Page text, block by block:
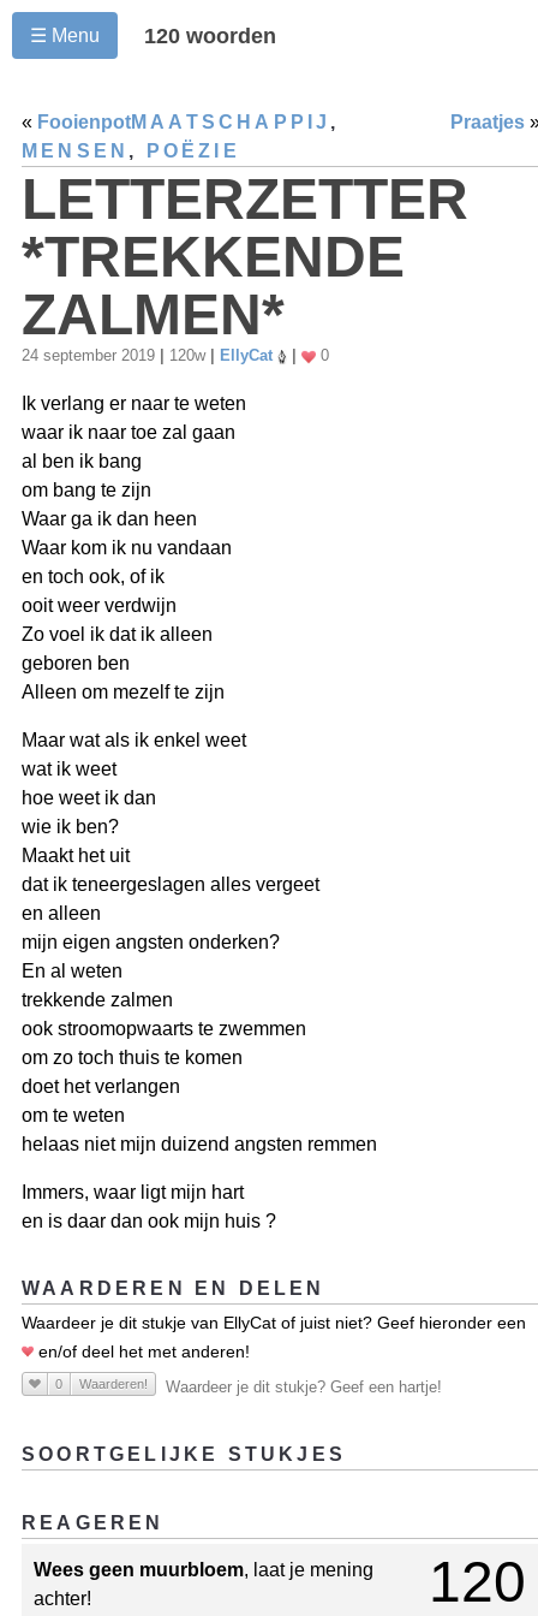
☰ Menu 120 woorden
« Fooienpot Praatjes
MAATSCHAPPIJ ,
MENSEN , POËZIE
LETTERZETTER
*TREKKENDE
ZALMEN*
24 september 2019 120w EllyCat 0
Ik verlang er naar te weten
waar ik naar toe zal gaan
al ben ik bang
om bang te zijn
Waar ga ik dan heen
Waar kom ik nu vandaan
en toch ook, of ik
ooit weer verdwijn
Zo voel ik dat ik alleen
geboren ben
Alleen om mezelf te zijn
Maar wat als ik enkel weet
wat ik weet
hoe weet ik dan
wie ik ben?
Maakt het uit
dat ik teneergeslagen alles vergeet
en alleen
mijn eigen angsten onderken?
En al weten
trekkende zalmen
ook stroomopwaarts te zwemmen
om zo toch thuis te komen
doet het verlangen
om te weten
helaas niet mijn duizend angsten remmen
Immers, waar ligt mijn hart
en is daar dan ook mijn huis ?
WAARDEREN EN DELEN
Waardeer je dit stukje van EllyCat of juist niet? Geef hieronder een
en/of deel het met anderen!
0 Waarderen! Waardeer je dit stukje? Geef een hartje!
SOORTGELIJKE STUKJES
REAGEREN
120
Wees geen muurbloem, laat je mening
achter!